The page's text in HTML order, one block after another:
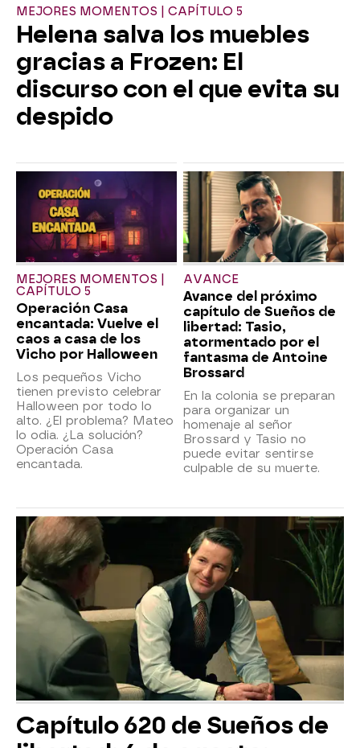
MEJORES MOMENTOS | CAPÍTULO 5
Helena salva los muebles
gracias a Frozen: El
discurso con el que evita su
despido
MEJORES MOMENTOS |
CAPÍTULO 5
Operación Casa
encantada: Vuelve el
caos a casa de los
Vicho por Halloween
Los pequeños Vicho
tienen previsto celebrar
Halloween por todo lo
alto. ¿El problema? Mateo
lo odia. ¿La solución?
Operación Casa
encantada.
AVANCE
Avance del próximo
capítulo de Sueños de
libertad: Tasio,
atormentado por el
fantasma de Antoine
Brossard
En la colonia se preparan
para organizar un
homenaje al señor
Brossard y Tasio no
puede evitar sentirse
culpable de su muerte.
Capítulo 620 de Sueños de